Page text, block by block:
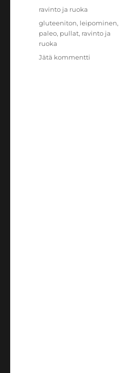
Kategoriat
ravinto ja ruoka
Avainsanat
gluteeniton, leipominen,
paleo, pullat, ravinto ja
ruoka
Jätä kommentti